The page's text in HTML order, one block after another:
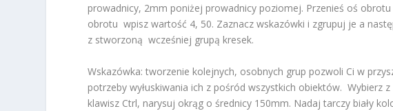
prowadnicy, 2mm poniżej prowadnicy poziomej. Przenieś oś
obrotu wpisz wartość 4, 50. Zaznacz wskazówki i zgrupuj je a
z stworzoną wcześniej grupą kresek.
Wskazówka: tworzenie kolejnych, osobnych grup pozwoli Ci w
potrzeby wyłuskiwania ich z pośród wszystkich obiektów. Wybierz
klawisz Ctrl, narysuj okrąg o średnicy 150mm. Nadaj tarczy biały